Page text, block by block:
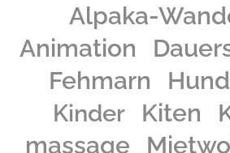
Alpaka-
Animation
Fehmarn
Kinder
Kiten
massage